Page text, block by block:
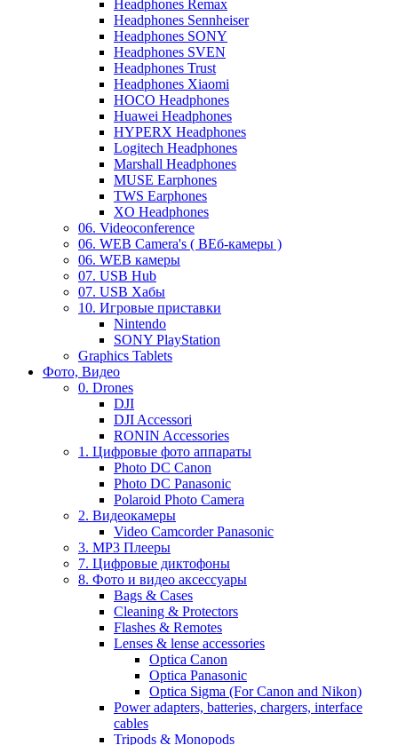
Headphones Remax
Headphones Sennheiser
Headphones SONY
Headphones SVEN
Headphones Trust
Headphones Xiaomi
HOCO Headphones
Huawei Headphones
HYPERX Headphones
Logitech Headphones
Marshall Headphones
MUSE Earphones
TWS Earphones
XO Headphones
06. Videoconference
06. WEB Camera's ( ВЕб-камеры )
06. WEB камеры
07. USB Hub
07. USB Хабы
10. Игровые приставки
Nintendo
SONY PlayStation
Graphics Tablets
Фото, Видео
0. Drones
DJI
DJI Accessori
RONIN Accessories
1. Цифровые фото аппараты
Photo DC Canon
Photo DC Panasonic
Polaroid Photo Camera
2. Видеокамеры
Video Camcorder Panasonic
3. MP3 Плееры
7. Цифровые диктофоны
8. Фото и видео аксессуары
Bags & Cases
Cleaning & Protectors
Flashes & Remotes
Lenses & lense accessories
Optica Canon
Optica Panasonic
Optica Sigma (For Canon and Nikon)
Power adapters, batteries, chargers, interface
cables
Tripods & Monopods